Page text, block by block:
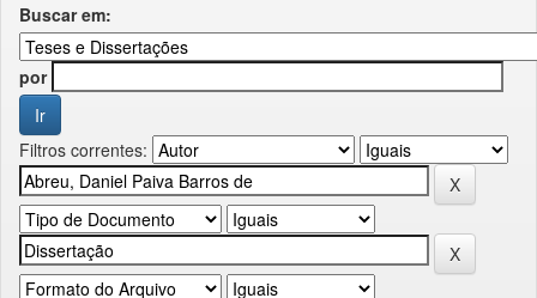
Buscar em:
por
Filtros correntes: